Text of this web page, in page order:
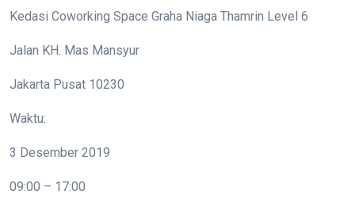
Kedasi Coworking Space Graha Niaga Thamrin Level 6
Jalan KH. Mas Mansyur
Jakarta Pusat 10230
Waktu:
3 Desember 2019
09:00 – 17:00